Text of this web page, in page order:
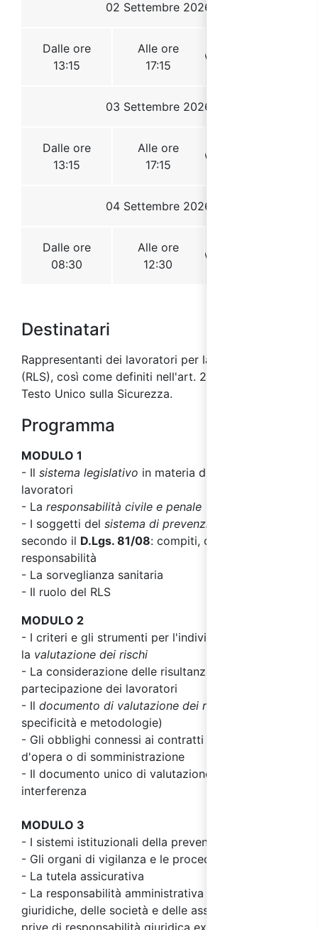
Destinatari
Rappresentanti dei lavoratori per la sicurezza
(RLS), così come definiti nell'art. 2 del
Testo Unico sulla Sicurezza.
Programma
MODULO 1
- Il sistema legislativo in materia di sicurezza dei
lavoratori
- La responsabilità civile e penale
- I soggetti del sistema di prevenzione
secondo il D.Lgs. 81/08: compiti, obblighi,
responsabilità
- La sorveglianza sanitaria
- Il ruolo del RLS
MODULO 2
- I criteri e gli strumenti per l'individuazione e
la valutazione dei rischi
- La considerazione delle risultanze delle attività di
partecipazione dei lavoratori
- Il documento di valutazione dei rischi
specificità e metodologie)
- Gli obblighi connessi ai contratti di appalto o
d'opera o di somministrazione
- Il documento unico di valutazione dei rischi da
interferenza
MODULO 3
- I sistemi istituzionali della prevenzione
- Gli organi di vigilanza e le procedure ispettive
- La tutela assicurativa
- La responsabilità amministrativa delle persone
giuridiche, delle società e delle associazioni, anche